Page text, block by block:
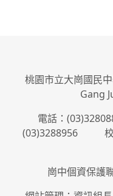
桃園市立大崗國
Gang
電話：
(03)3288956 校
崗中個資保護